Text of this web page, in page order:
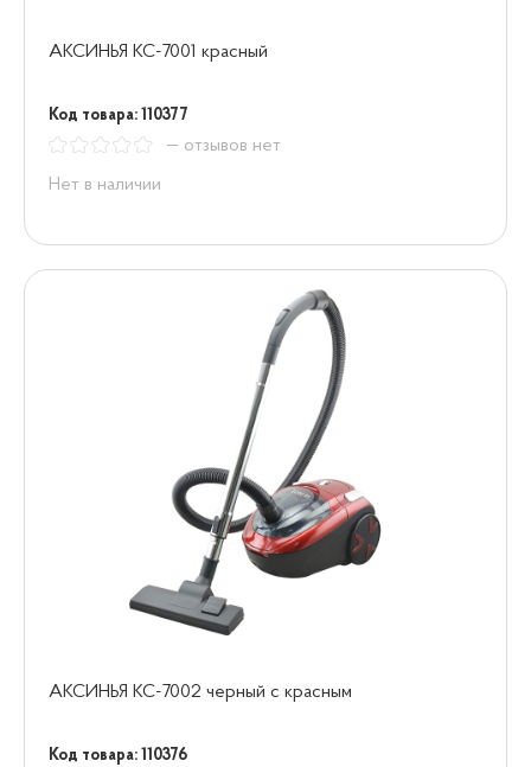
АКСИНЬЯ КС-7001 красный
Код товара: 110377
— отзывов нет
Нет в наличии
АКСИНЬЯ КС-7002 черный с красным
Код товара: 110376